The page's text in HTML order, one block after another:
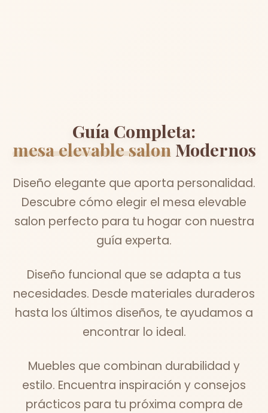
Guía Completa:
mesa elevable salonModernos
Diseño elegante que aporta personalidad.
Descubre cómo elegir el mesa elevable
salon perfecto para tu hogar con nuestra
guía experta.
Diseño funcional que se adapta a tus
necesidades. Desde materiales duraderos
hasta los últimos diseños, te ayudamos a
encontrar lo ideal.
Muebles que combinan durabilidad y
estilo. Encuentra inspiración y consejos
prácticos para tu próxima compra de